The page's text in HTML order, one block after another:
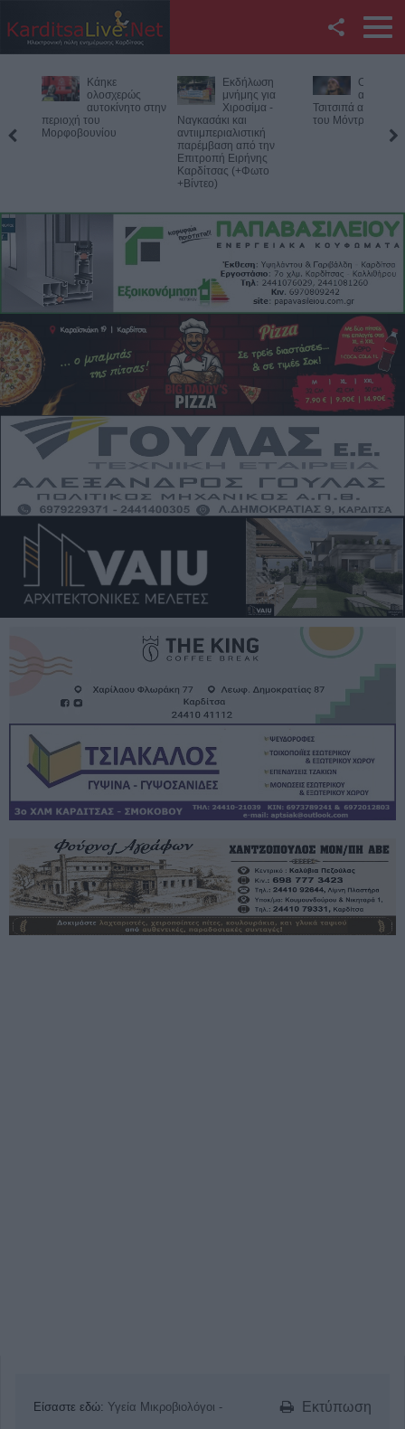
Twitter
YouTube
Αναζήτηση
Επικοινωνία με το
KarditsaLive.Net
Εκδήλωση
μνήμης για
Χιροσίμα -
Ναγκασάκι και
αντιιμπεριαλιστική
Ο Φονσέκα
απέκλεισε τον
Τσιτσιπά από το Masters
του Μόντρεαλ
Η
σύλληψη
προέδρου του
Κέντρου Λάρισας
Εκτύπωση
Είσαστε εδώ: Υγεία Μικροβιολόγοι -